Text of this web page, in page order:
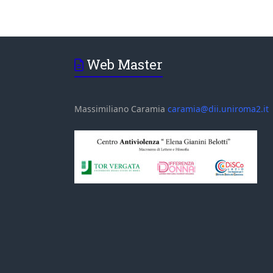
Web Master
Massimiliano Caramia caramia@dii.uniroma2.it